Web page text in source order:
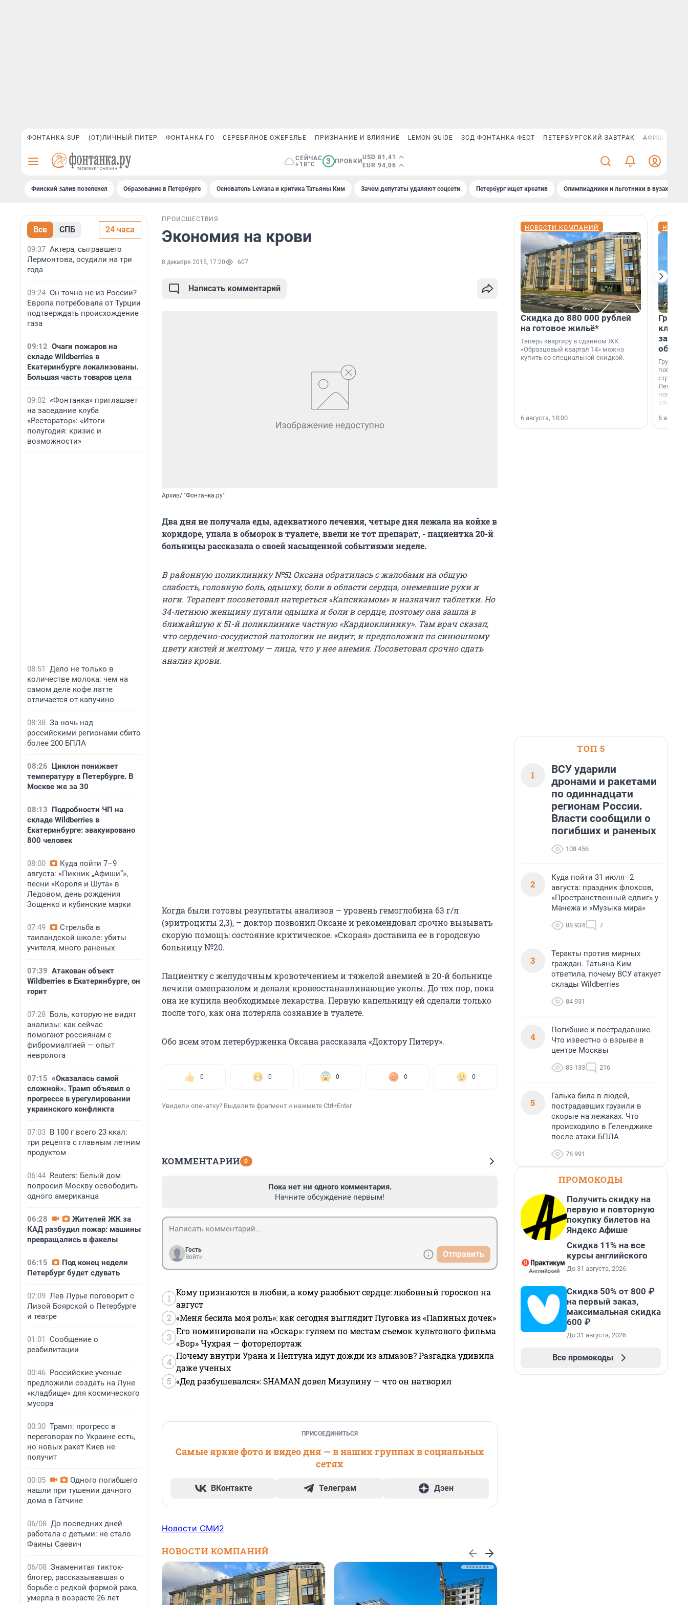
ФОНТАНКА SUP (ОТ)ЛИЧНЫЙ ПИТЕР ФОНТАНКА ГО СЕРЕБРЯНОЕ ОЖЕРЕЛЬЕ ПРИЗНАНИЕ И ВЛИЯНИЕ LEMON GUIDE ЗСД ФОНТАНКА ФЕСТ ПЕТЕРБУРГСКИЙ ЗАВТРАК АФИША PLUS
СЕЙЧАС
+18°C
3 ПРОБКИ
USD 81,41
EUR 94,06
Финский залив позеленел Образование в Петербурге Основатель Levrana и критика Татьяны Ким Зачем депутаты удаляют соцсети Петербург ищет креатив Олимпиадники и льготники в вузах СПб
Все СПБ 24 часа
09:37 Актера, сыгравшего
Лермонтова, осудили на три
года
09:24 Он точно не из России?
Европа потребовала от Турции
подтверждать происхождение
газа
09:12 Очаги пожаров на
складе Wildberries в
Екатеринбурге локализованы.
Большая часть товаров цела
09:02 «Фонтанка» приглашает
на заседание клуба
«Ресторатор»: «Итоги
полугодия: кризис и
возможности»
08:51 Дело не только в
количестве молока: чем на
самом деле кофе латте
отличается от капучино
08:38 За ночь над
российскими регионами сбито
более 200 БПЛА
08:26 Циклон понижает
температуру в Петербурге. В
Москве же за 30
08:13 Подробности ЧП на
складе Wildberries в
Екатеринбурге: эвакуировано
800 человек
08:00
Куда пойти 7–9
августа: «Пикник „Афиши“»,
песни «Короля и Шута» в
Ледовом, день рождения
Зощенко и кубинские марки
07:49
Стрельба в
таиландской школе: убиты
учителя, много раненых
07:39 Атакован объект
Wildberries в Екатеринбурге, он
горит
07:28 Боль, которую не видят
анализы: как сейчас
помогают россиянам с
фибромиалгией — опыт
невролога
07:15 «Оказалась самой
сложной». Трамп объявил о
прогрессе в урегулировании
украинского конфликта
07:03 В 100 г всего 23 ккал:
три рецепта с главным летним
продуктом
06:44 Reuters: Белый дом
попросил Москву освободить
одного американца
06:28
Жителей ЖК за
КАД разбудил пожар: машины
превращались в факелы
06:15
Под конец недели
Петербург будет сдувать
02:09 Лев Лурье поговорит с
Лизой Боярской о Петербурге
и театре
01:01 Сообщение о
реабилитации
00:46 Российские ученые
предложили создать на Луне
«кладбище» для космического
мусора
00:30 Трамп: прогресс в
переговорах по Украине есть,
но новых ракет Киев не
получит
00:05
Одного погибшего
нашли при тушении дачного
дома в Гатчине
06/08 До последних дней
работала с детьми: не стало
Фаины Саевич
06/08 Знаменитая тикток-
блогер, рассказывавшая о
борьбе с редкой формой рака,
умерла в возрасте 26 лет
ПРОИСШЕСТВИЯ
Экономия на крови
8 декабря 2015, 17:20 607
Написать комментарий
Архив/ "Фонтанка.ру"
Два дня не получала еды, адекватного лечения, четыре дня лежала на койке в
коридоре, упала в обморок в туалете, ввели не тот препарат, - пациентка 20-й
больницы рассказала о своей насыщенной событиями неделе.
В районную поликлинику №51 Оксана обратилась с жалобами на общую
слабость, головную боль, одышку, боли в области сердца, онемевшие руки и
ноги. Терапевт посоветовал натереться «Капсикамом» и назначил таблетки. Но
34-летнюю женщину пугали одышка и боли в сердце, поэтому она зашла в
ближайшую к 51-й поликлинике частную «Кардиоклинику». Там врач сказал,
что сердечно-сосудистой патологии не видит, и предположил по синюшному
цвету кистей и желтому — лица, что у нее анемия. Посоветовал срочно сдать
анализ крови.
Когда были готовы результаты анализов – уровень гемоглобина 63 г/л
(эритроциты 2,3), – доктор позвонил Оксане и рекомендовал срочно вызывать
скорую помощь: состояние критическое. «Скорая» доставила ее в городскую
больницу №20.
Пациентку с желудочным кровотечением и тяжелой анемией в 20-й больнице
лечили омепразолом и делали кровеостанавливающие уколы. До тех пор, пока
она не купила необходимые лекарства. Первую капельницу ей сделали только
после того, как она потеряла сознание в туалете.
Обо всем этом петербурженка Оксана рассказала «Доктору Питеру».
0 0 0 0 0
Увидели опечатку? Выделите фрагмент и нажмите Ctrl+Enter
КОММЕНТАРИИ 0
Пока нет ни одного комментария.
Начните обсуждение первым!
Гость
Войти
Отправить
1
Кому признаются в любви, а кому разобьют сердце: любовный гороскоп на
август
2 «Меня бесила моя роль»: как сегодня выглядит Пуговка из «Папиных дочек»
3
Его номинировали на «Оскар»: гуляем по местам съемок культового фильма
«Вор» Чухрая — фоторепортаж
4
Почему внутри Урана и Нептуна идут дожди из алмазов? Разгадка удивила
даже ученых
5 «Дед разбушевался»: SHAMAN довел Мизулину — что он натворил
ПРИСОЕДИНИТЬСЯ
Самые яркие фото и видео дня — в наших группах в социальных
сетях
ВКонтакте Телеграм Дзен
Новости СМИ2
НОВОСТИ КОМПАНИЙ
НОВОСТИ КОМПАНИЙ
Скидка до 880 000 рублей
на готовое жильё*
Теперь квартиру в сданном ЖК
«Образцовый квартал 14» можно
купить со специальной скидкой.
6 августа, 18:00
Группа
области».
6
ТОП 5
1
ВСУ ударили
дронами и ракетами
по одиннадцати
регионам России.
Власти сообщили о
погибших и раненых
108 456
2
Куда пойти 31 июля–2
августа: праздник флоксов,
«Пространственный сдвиг» у
Манежа и «Музыка мира»
88 934 7
3
Теракты против мирных
граждан. Татьяна Ким
ответила, почему ВСУ атакует
склады Wildberries
84 931
4
Погибшие и пострадавшие.
Что известно о взрыве в
центре Москвы
83 133 216
5
Галька била в людей,
пострадавших грузили в
скорые на лежаках. Что
происходило в Геленджике
после атаки БПЛА
76 991
ПРОМОКОДЫ
Получить скидку на
первую и повторную
покупку билетов на
Яндекс Афише
Скидка 11% на все
курсы английского
До 31 августа, 2026
Скидка 50% от 800 ₽
на первый заказ,
максимальная скидка
600 ₽
До 31 августа, 2026
Все промокоды